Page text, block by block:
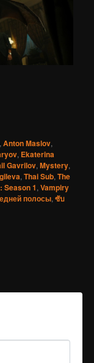
,Anton Maslov,
, Ekaterina
Gavrilov,Mystery,
,Thai Sub,The
Season 1,Vampiry
полосы,ซับ